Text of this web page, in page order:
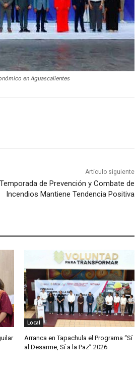
en Aguascalientes
Artículo siguiente
Temporada de Prevención y Combate de
Incendios Mantiene Tendencia Positiva
Local
Arranca en Tapachula el Programa “Sí
al Desarme, Sí a la Paz” 2026